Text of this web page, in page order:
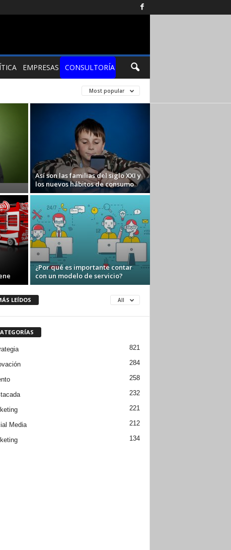
EMPRESAS CONSULTORÍA
Most popular
Así son las familias del siglo XXI y
los nuevos hábitos de consumo
¿Por qué es importante contar
con un modelo de servicio?
LEÍDOS All
821
284
258
232
221
Media 212
134